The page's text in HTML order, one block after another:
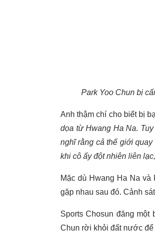
Park Yoo Chun bị
Anh thậm chí cho biết bị
dọa từ Hwang Ha Na.
nghĩ rằng cả thế giới
khi cô ấy đột nhiên liên
Mặc dù Hwang Ha Na
gặp nhau sau đó. Cảnh
Sports Chosun đăng một
Chun rời khỏi đất nước để